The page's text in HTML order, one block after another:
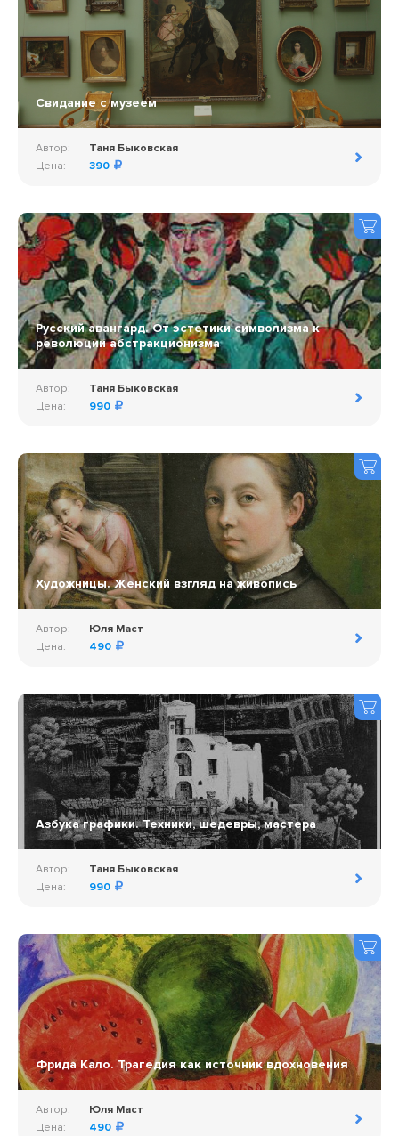
Свидание с музеем
Автор:
Таня Быковская
Цена:
390
Русский авангард. От эстетики символизма к
революции абстракционизма
Автор:
Таня Быковская
Цена:
990
Художницы. Женский взгляд на живопись
Автор:
Юля Маст
Цена:
490
Азбука графики. Техники, шедевры, мастера
Автор:
Таня Быковская
Цена:
990
Фрида Кало. Трагедия как источник вдохновения
Автор:
Юля Маст
Цена:
490